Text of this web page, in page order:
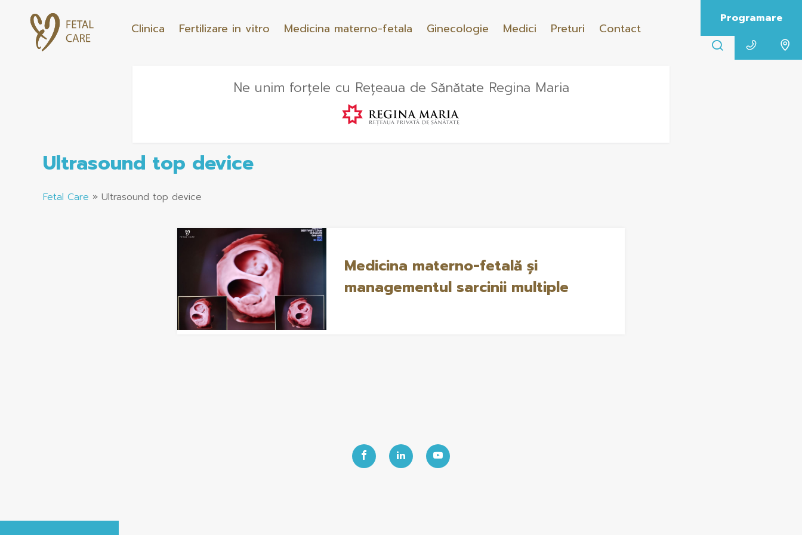
Clinica Fertilizare in vitro Medicina materno-fetala Ginecologie Medici Preturi Contact
Programare
Ne unim forțele cu Rețeaua de Sănătate Regina Maria
Ultrasound top device
Fetal Care » Ultrasound top device
Medicina materno-fetală și
managementul sarcinii multiple